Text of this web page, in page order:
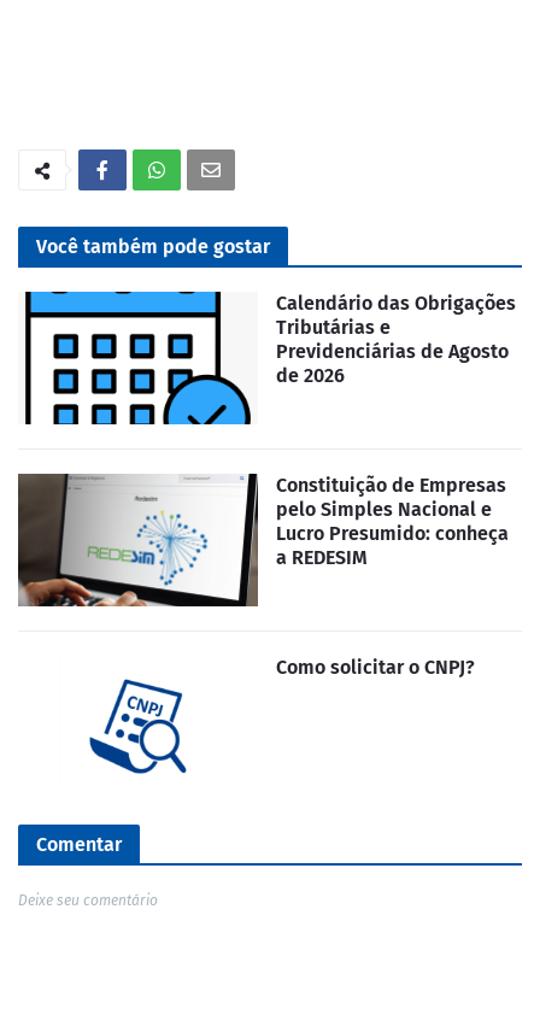
Você também pode gostar
Calendário das Obrigações
Tributárias e
Previdenciárias de Agosto
de 2026
Constituição de Empresas
pelo Simples Nacional e
Lucro Presumido: conheça
a REDESIM
Como solicitar o CNPJ?
Comentar
Deixe seu comentário